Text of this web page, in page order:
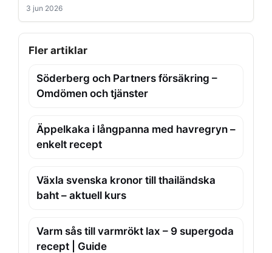
3 jun 2026
Fler artiklar
Söderberg och Partners försäkring –
Omdömen och tjänster
Äppelkaka i långpanna med havregryn –
enkelt recept
Växla svenska kronor till thailändska
baht – aktuell kurs
Varm sås till varmrökt lax – 9 supergoda
recept | Guide